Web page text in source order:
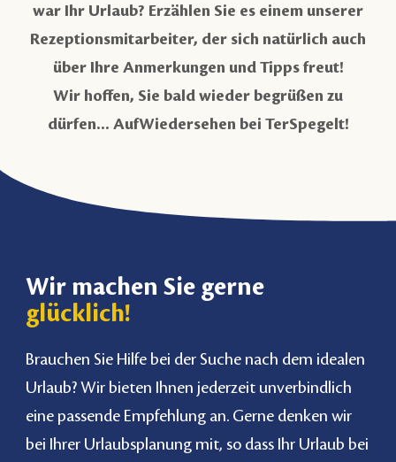
war Ihr Urlaub? Erzählen Sie es einem unserer
Rezeptionsmitarbeiter, der sich natürlich auch
über Ihre Anmerkungen und Tipps freut!
Wir hoffen, Sie bald wieder begrüßen zu
dürfen... AufWiedersehen bei TerSpegelt!
Wir machen Sie gerne
glücklich!
Brauchen Sie Hilfe bei der Suche nach dem idealen
Urlaub? Wir bieten Ihnen jederzeit unverbindlich
eine passende Empfehlung an. Gerne denken wir
bei Ihrer Urlaubsplanung mit, so dass Ihr Urlaub bei